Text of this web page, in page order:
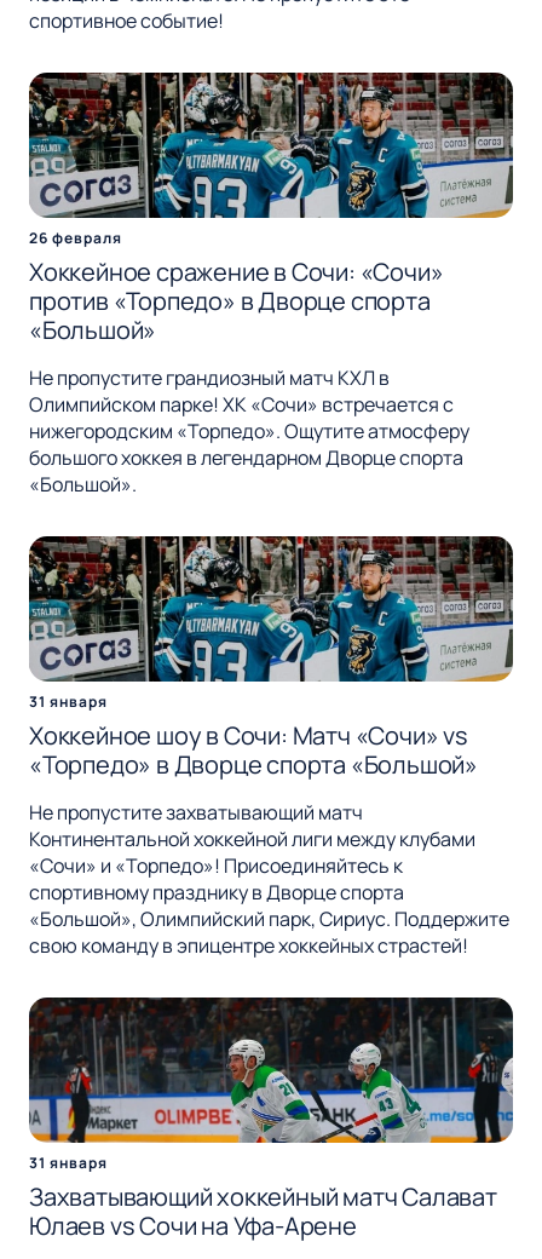
спортивное событие!
26 февраля
Хоккейное сражение в Сочи: «Сочи»
против «Торпедо» в Дворце спорта
«Большой»
Не пропустите грандиозный матч КХЛ в
Олимпийском парке! ХК «Сочи» встречается с
нижегородским «Торпедо». Ощутите атмосферу
большого хоккея в легендарном Дворце спорта
«Большой».
31 января
Хоккейное шоу в Сочи: Матч «Сочи» vs
«Торпедо» в Дворце спорта «Большой»
Не пропустите захватывающий матч
Континентальной хоккейной лиги между клубами
«Сочи» и «Торпедо»! Присоединяйтесь к
спортивному празднику в Дворце спорта
«Большой», Олимпийский парк, Сириус. Поддержите
свою команду в эпицентре хоккейных страстей!
31 января
Захватывающий хоккейный матч Салават
Юлаев vs Сочи на Уфа-Арене